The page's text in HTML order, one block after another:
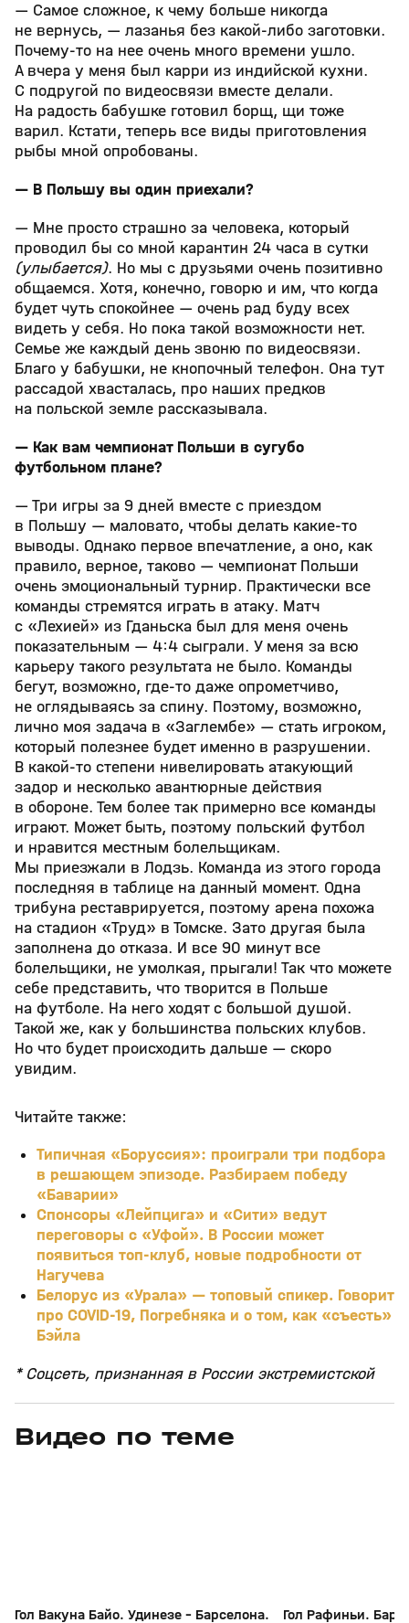
— Самое сложное, к чему больше никогда
не вернусь, — лазанья без какой-либо заготовки.
Почему-то на нее очень много времени ушло.
А вчера у меня был карри из индийской кухни.
С подругой по видеосвязи вместе делали.
На радость бабушке готовил борщ, щи тоже
варил. Кстати, теперь все виды приготовления
рыбы мной опробованы.
— В Польшу вы один приехали?
— Мне просто страшно за человека, который
проводил бы со мной карантин 24 часа в сутки
(улыбается). Но мы с друзьями очень позитивно
общаемся. Хотя, конечно, говорю и им, что когда
будет чуть спокойнее — очень рад буду всех
видеть у себя. Но пока такой возможности нет.
Семье же каждый день звоню по видеосвязи.
Благо у бабушки, не кнопочный телефон. Она тут
рассадой хвасталась, про наших предков
на польской земле рассказывала.
— Как вам чемпионат Польши в сугубо
футбольном плане?
— Три игры за 9 дней вместе с приездом
в Польшу — маловато, чтобы делать какие-то
выводы. Однако первое впечатление, а оно, как
правило, верное, таково — чемпионат Польши
очень эмоциональный турнир. Практически все
команды стремятся играть в атаку. Матч
с «Лехией» из Гданьска был для меня очень
показательным — 4:4 сыграли. У меня за всю
карьеру такого результата не было. Команды
бегут, возможно, где-то даже опрометчиво,
не оглядываясь за спину. Поэтому, возможно,
лично моя задача в «Заглембе» — стать игроком,
который полезнее будет именно в разрушении.
В какой-то степени нивелировать атакующий
задор и несколько авантюрные действия
в обороне. Тем более так примерно все команды
играют. Может быть, поэтому польский футбол
и нравится местным болельщикам.
Мы приезжали в Лодзь. Команда из этого города
последняя в таблице на данный момент. Одна
трибуна реставрируется, поэтому арена похожа
на стадион «Труд» в Томске. Зато другая была
заполнена до отказа. И все 90 минут все
болельщики, не умолкая, прыгали! Так что можете
себе представить, что творится в Польше
на футболе. На него ходят с большой душой.
Такой же, как у большинства польских клубов.
Но что будет происходить дальше — скоро
увидим.
Читайте также:
Типичная «Боруссия»: проиграли три подбора
в решающем эпизоде. Разбираем победу
«Баварии»
Спонсоры «Лейпцига» и «Сити» ведут
переговоры с «Уфой». В России может
появиться топ-клуб, новые подробности от
Нагучева
Белорус из «Урала» — топовый спикер. Говорит
про COVID-19, Погребняка и о том, как «съесть»
Бэйла
* Соцсеть, признанная в России экстремистской
Видео по теме
Сегодня, 00:13
Гол Вакуна Байо. Удинезе - Барселона.
Гол Рафиньи.